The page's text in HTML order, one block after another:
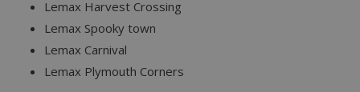
Lemax Harvest Crossing
Lemax Spooky town
Lemax Carnival
Lemax Plymouth Corners